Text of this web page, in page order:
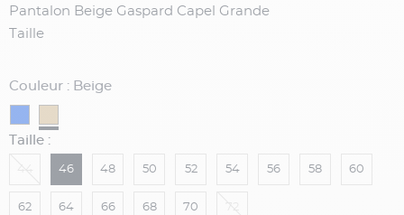
Pantalon Beige Gaspard Capel Grande
Taille
Couleur : Beige
Taille :
46 48 50 52 54 56 58 60
62 64 66 68 70